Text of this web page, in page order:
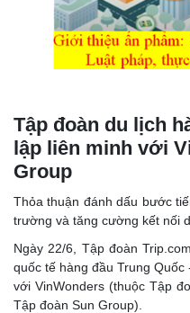
Tập đoàn du lịch
lập liên minh với
Group
Thỏa thuận đánh dấu bước
trường và tăng cường kết nối
Ngày 22/6, Tập đoàn
quốc tế hàng đầu Trung
với VinWonders (thuộc Tập
Tập đoàn Sun Group).